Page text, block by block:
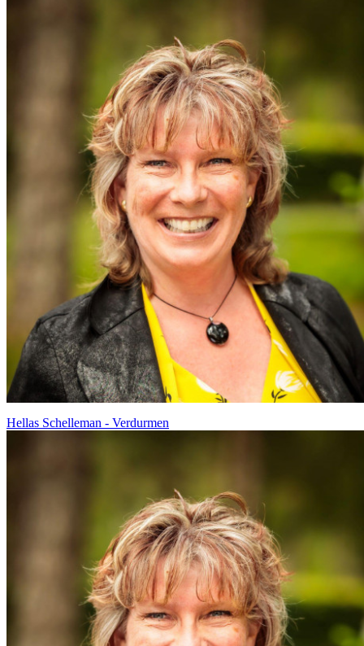
Hellas Schelleman - Verdurmen